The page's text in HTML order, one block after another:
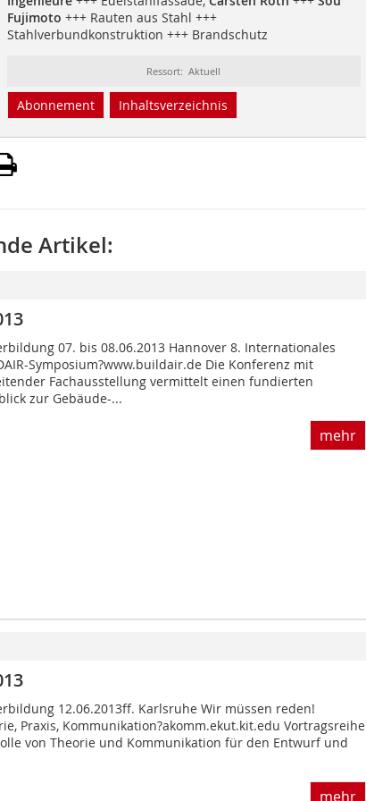
Fujimoto +++ Rauten aus Stahl +++
Stahlverbundkonstruktion +++ Brandschutz
Ressort: Aktuell
Abonnement Inhaltsverzeichnis
Artikel:
07. bis 08.06.2013 Hannover 8. Internationales
Symposium?www.buildair.de Die Konferenz mit
Fachausstellung vermittelt einen fundierten
zur Gebäude-...
mehr
12.06.2013ff. Karlsruhe Wir müssen reden!
Praxis, Kommunikation?akomm.ekut.kit.edu Vortragsreihe
von Theorie und Kommunikation für den Entwurf und
mehr